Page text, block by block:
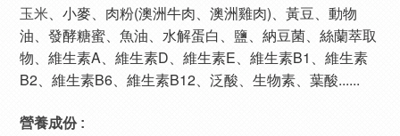
玉米、小麥、肉粉(澳洲牛肉、澳洲雞肉)、黃豆、動物
油、發酵糖蜜、魚油、水解蛋白、鹽、納豆菌、絲蘭萃取
物、維生素A、 維生素D、 維生素E、 維生素B1 、 維生素
B2、 維生素B6、 維生素B12、泛酸、生物素、葉酸......
營養成份 :